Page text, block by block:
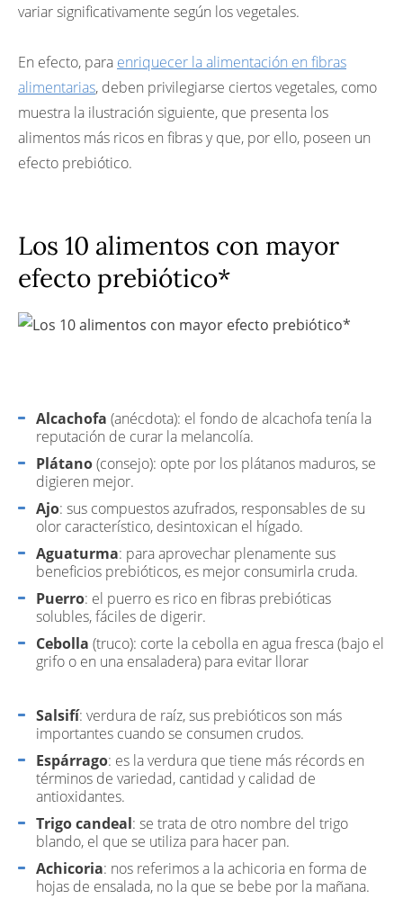
variar significativamente según los vegetales.
En efecto, para enriquecer la alimentación en fibras
alimentarias, deben privilegiarse ciertos vegetales, como
muestra la ilustración siguiente, que presenta los
alimentos más ricos en fibras y que, por ello, poseen un
efecto prebiótico.
Los 10 alimentos con mayor
efecto prebiótico*
Alcachofa (anécdota): el fondo de alcachofa tenía la
reputación de curar la melancolía.
Plátano(consejo): opte por los plátanos maduros, se
digieren mejor.
Ajo: sus compuestos azufrados, responsables de su
olor característico, desintoxican el hígado.
Aguaturma: para aprovechar plenamente sus
beneficios prebióticos, es mejor consumirla cruda.
Puerro: el puerro es rico en fibras prebióticas
solubles, fáciles de digerir.
Cebolla (truco): corte la cebolla en agua fresca (bajo el
grifo o en una ensaladera) para evitar llorar
Salsifí: verdura de raíz, sus prebióticos son más
importantes cuando se consumen crudos.
Espárrago: es la verdura que tiene más récords en
términos de variedad, cantidad y calidad de
antioxidantes.
Trigo candeal: se trata de otro nombre del trigo
blando, el que se utiliza para hacer pan.
Achicoria: nos referimos a la achicoria en forma de
hojas de ensalada, no la que se bebe por la mañana.